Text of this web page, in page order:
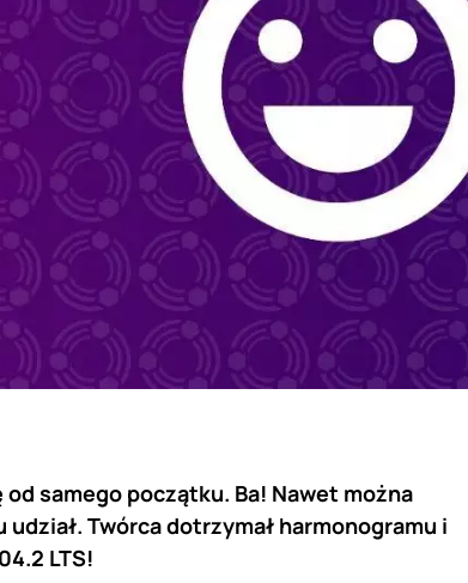
samego początku. Ba! Nawet można
Twórca dotrzymał harmonogramu i
LTS!